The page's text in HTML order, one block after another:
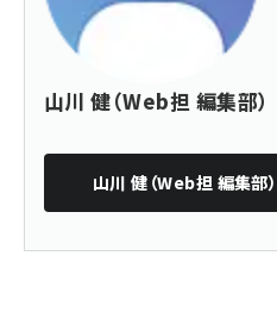
山川 健（Web担 編集部）
山川 健（Web担 編集部）